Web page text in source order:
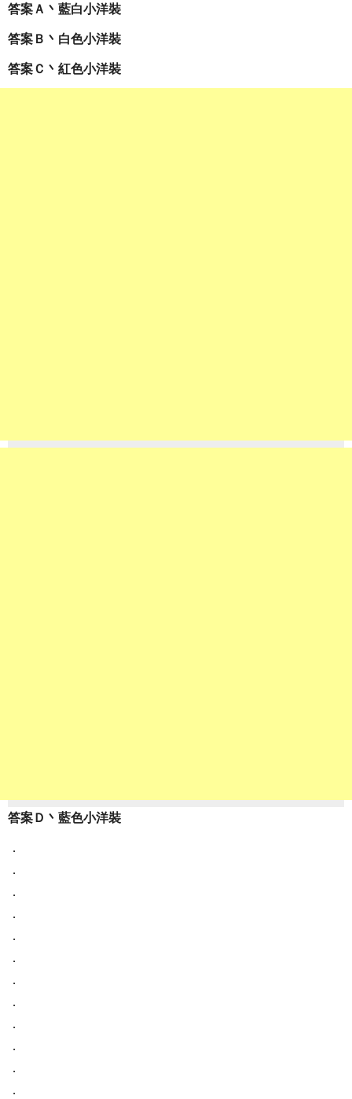
答案Ａ丶藍白小洋裝
答案Ｂ丶白色小洋裝
答案Ｃ丶紅色小洋裝
答案Ｄ丶藍色小洋裝
．
．
．
．
．
．
．
．
．
．
．
．